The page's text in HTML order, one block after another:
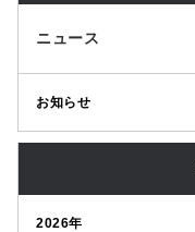
ニュース
お知らせ
2026年